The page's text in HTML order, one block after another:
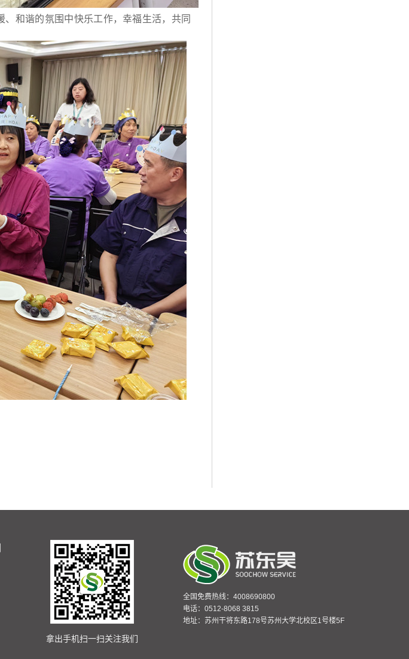
和谐的氛围中快乐工作，幸福生活，共同
拿出手机扫一扫关注我们
全国免费热线：4008690800
电话：0512-8068 3815
地址：苏州干将东路178号苏州大学北校区1号楼5F